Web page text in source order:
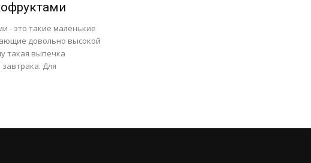
- это такие маленькие
довольно высокой
такая выпечка
Для